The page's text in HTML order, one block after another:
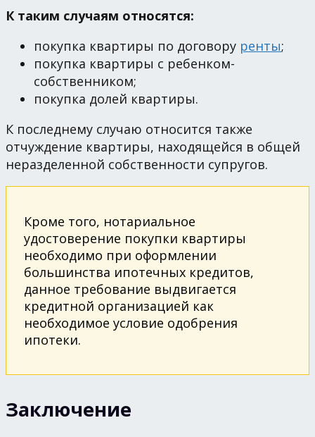
К таким случаям относятся:
покупка квартиры по договору ренты;
покупка квартиры с ребенком-
собственником;
покупка долей квартиры.
К последнему случаю относится также
отчуждение квартиры, находящейся в общей
неразделенной собственности супругов.
Кроме того, нотариальное
удостоверение покупки квартиры
необходимо при оформлении
большинства ипотечных кредитов,
данное требование выдвигается
кредитной организацией как
необходимое условие одобрения
ипотеки.
Заключение